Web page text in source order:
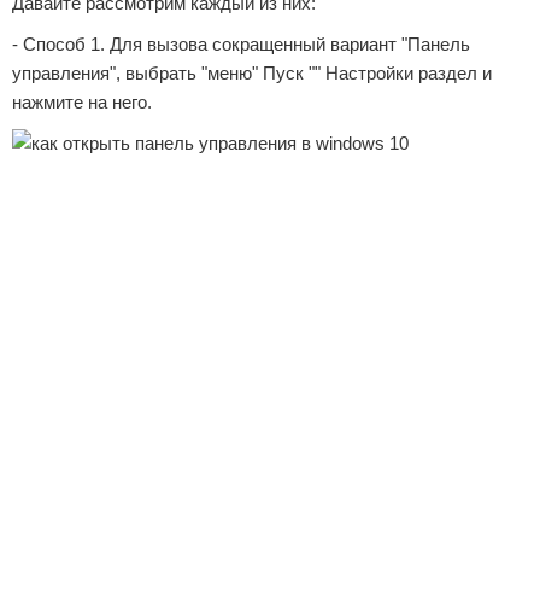
- Способ 1. Для вызова сокращенный вариант "Панель
управления", выбрать "меню" Пуск "" Настройки раздел и
нажмите на него.